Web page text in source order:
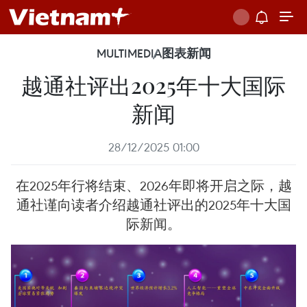
MULTIMEDIA图表新闻
越通社评出2025年十大国际
新闻
28/12/2025 01:00
在2025年行将结束、2026年即将开启之际，越
通社谨向读者介绍越通社评出的2025年十大国
际新闻。